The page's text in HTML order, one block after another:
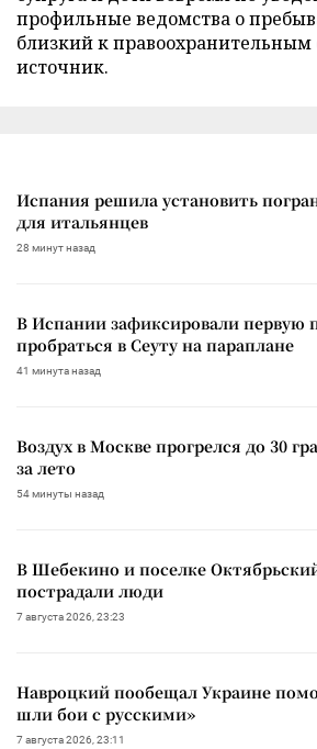
профильные ведомства о
близкий к правоохранительным
источник.
Испания решила установить
для итальянцев
28 минут назад
В Испании зафиксировали первую
пробраться в Сеуту на параплане
41 минута назад
Воздух в Москве прогрелся до 30
за лето
54 минуты назад
В Шебекино и поселке
пострадали люди
7 августа 2026, 23:23
Навроцкий пообещал Украине
шли бои с русскими»
7 августа 2026, 23:11